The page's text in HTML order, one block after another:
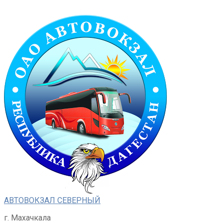
АВТОВОКЗАЛ СЕВЕРНЫЙ
г. Махачкала